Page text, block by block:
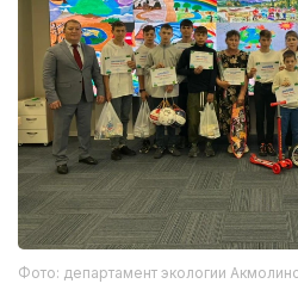
Фото: департамент экологии